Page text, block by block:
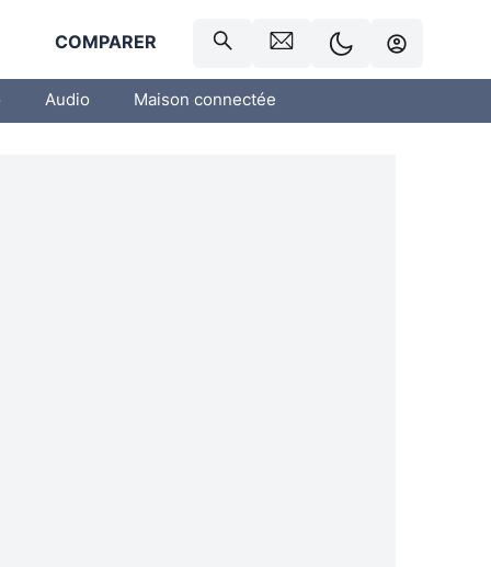
COMPARER
Audio Maison connectée